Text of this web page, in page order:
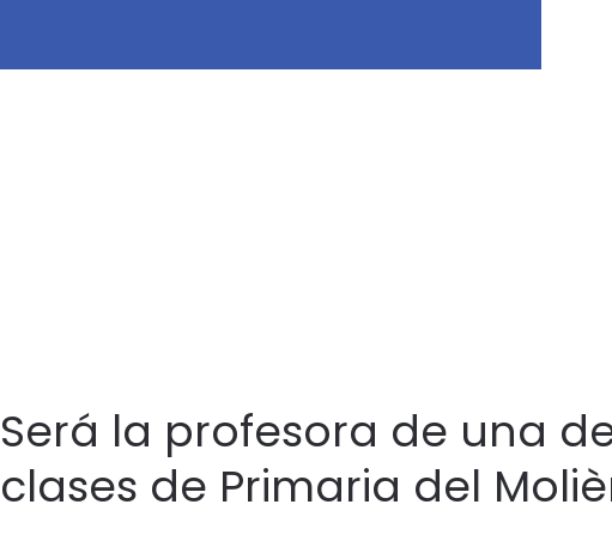
Será la profesora de una
clases de Primaria del